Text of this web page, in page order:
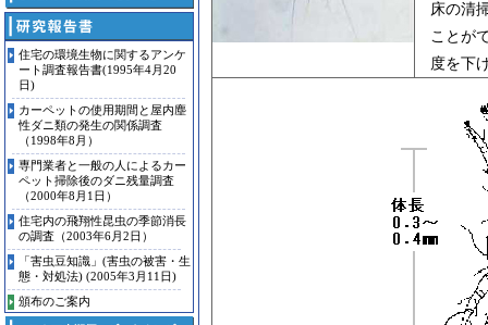
住宅の環境生物に関するアンケ
ート調査報告書(1995年4月20
日)
カーペットの使用期間と屋内塵
性ダニ類の発生の関係調査
（1998年8月）
専門業者と一般の人によるカー
ペット掃除後のダニ残量調査
（2000年8月1日）
住宅内の飛翔性昆虫の季節消長
の調査（2003年6月2日）
「害虫豆知識」(害虫の被害・生
態・対処法) (2005年3月11日)
頒布のご案内
床の清
ことが
度を下